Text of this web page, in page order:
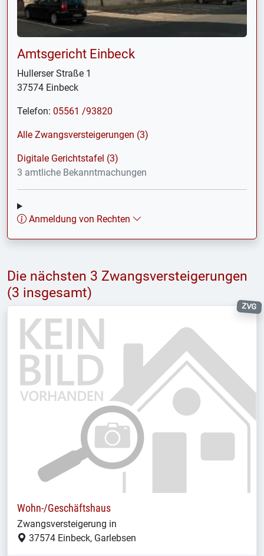
Die nächsten 3 Zwangsversteigerungen
(3 insgesamt)
ZVG
Wohn-/Geschäftshaus
Zwangsversteigerung in
37574 Einbeck, Garlebsen
Amtsgericht Einbeck
Hullerser Straße 1
37574 Einbeck
Telefon: 05561 /93820
Alle Zwangsversteigerungen (3)
Digitale Gerichtstafel (3)
3 amtliche Bekanntmachungen
Anmeldung von Rechten